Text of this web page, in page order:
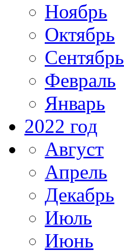
Ноябрь
Октябрь
Сентябрь
Февраль
Январь
2022 год
Август
Апрель
Декабрь
Июль
Июнь